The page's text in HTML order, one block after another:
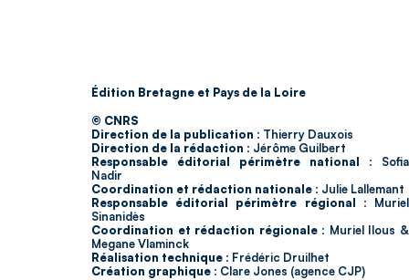
Édition Bretagne et Pays de la Loire
© CNRS
Direction de la publication : Thierry Dauxois
Direction de la rédaction : Jérôme Guilbert
Responsable éditorial périmètre national : Sofia
Nadir
Coordination et rédaction nationale : Julie Lallemant
Responsable éditorial périmètre régional : Muriel
Sinanidès
Coordination et rédaction régionale : Muriel Ilous &
Megane Vlaminck
Réalisation technique : Frédéric Druilhet
Création graphique : Clare Jones (agence CJP)